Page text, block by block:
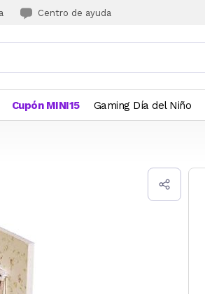
Centro de ayuda
Cupón MINI15 Gaming Día del Niño